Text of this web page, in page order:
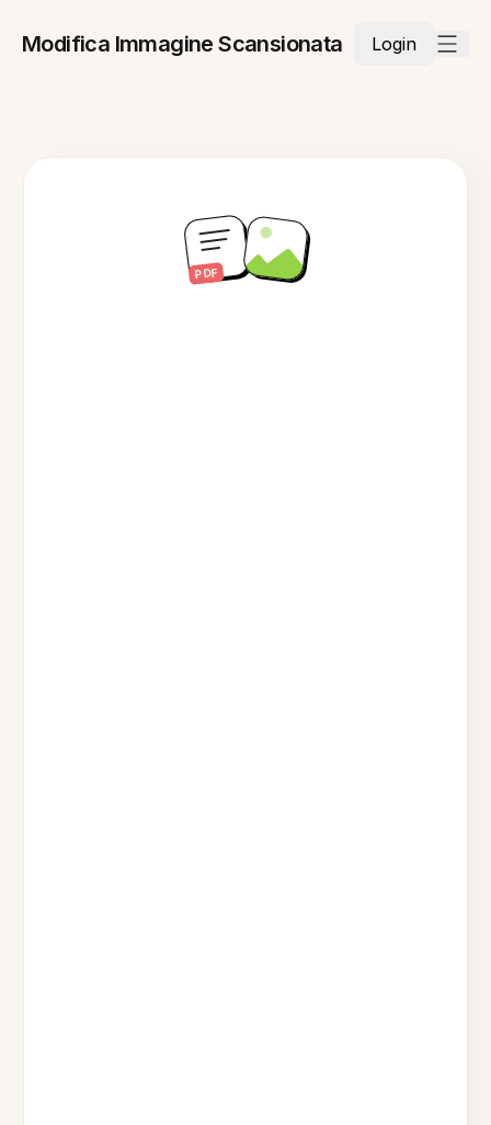
Modifica Immagine Scansionata Login